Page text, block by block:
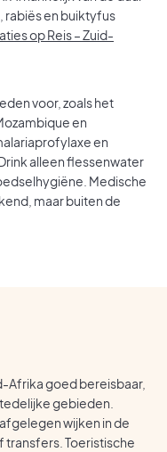
rabiës en buiktyfus
op Reis – Zuid-
voor, zoals het
en
en
alleen flessenwater
Medische
maar buiten de
Afrika goed bereisbaar,
gebieden.
wijken in de
transfers. Toeristische